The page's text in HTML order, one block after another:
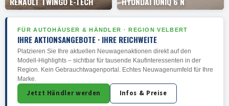
FÜR AUTOHÄUSER & HÄNDLER · REGION VELBERT
IHRE AKTIONSANGEBOTE · IHRE REICHWEITE
Platzieren Sie Ihre aktuellen Neuwagenaktionen direkt auf den
Modell-Highlights – sichtbar für tausende Kaufinteressenten in der
Region. Kein Gebrauchtwagenportal. Echtes Neuwagenumfeld für Ihre
Marke.
Jetzt Händler werden Infos & Preise